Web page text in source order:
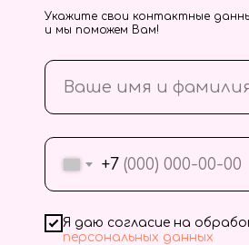
+7
Я даю согласие на
персональных данных
Укажите свои контактные
и мы поможем Вам!